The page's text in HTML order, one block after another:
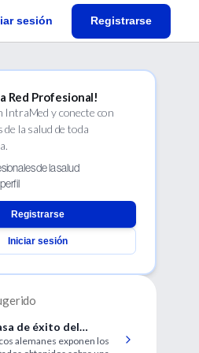
sesión Registrarse
Red Profesional!
IntraMed y conecte con
la salud de toda
de la salud
Registrarse
Iniciar sesión
de éxito del
doble de
alemanes exponen los